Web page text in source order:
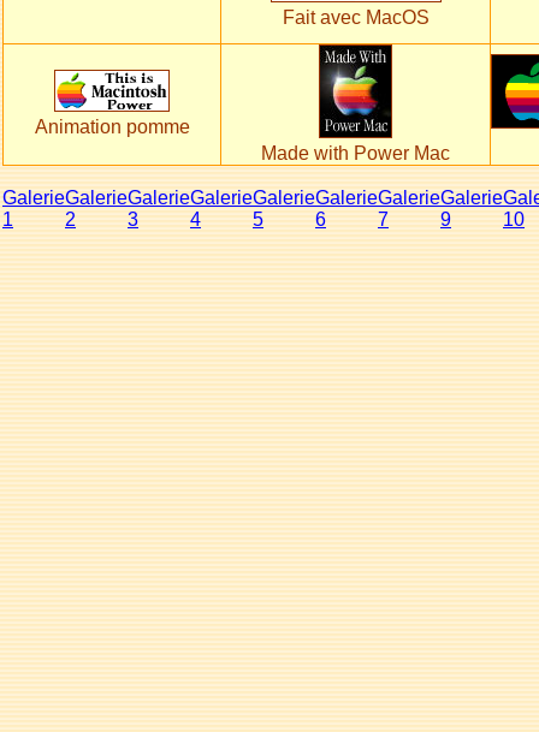
Fait avec MacOS
Animation pomme
Made with Power Mac
Galerie
1
Galerie
2
Galerie
3
Galerie
4
Galerie
5
Galerie
6
Galerie
7
Galerie
9
10